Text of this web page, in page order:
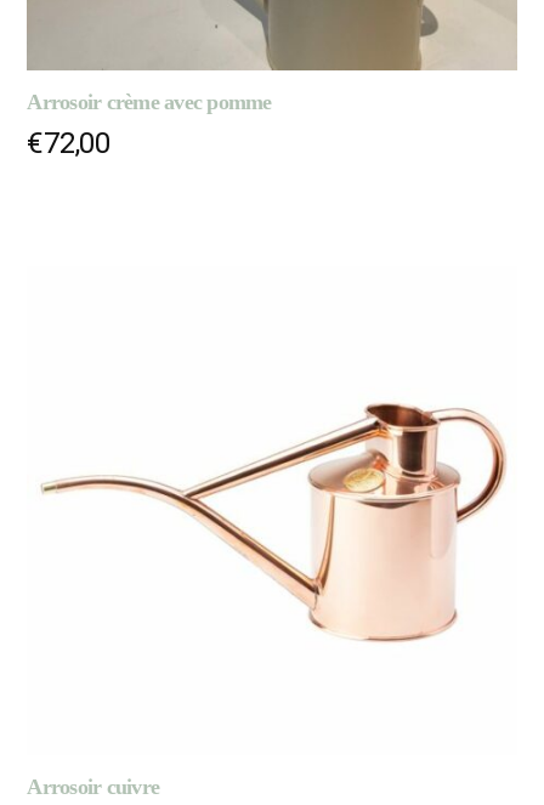
Arrosoir crème avec pomme
€72,00
Arrosoir cuivre